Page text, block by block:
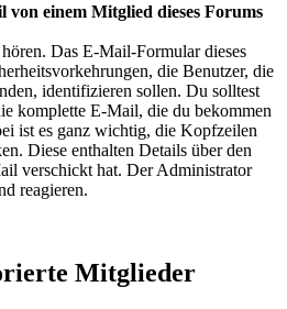
von einem Mitglied dieses Forums
Das E-Mail-Formular dieses
die Benutzer, die
identifizieren sollen. Du solltest
komplette E-Mail, die du bekommen
ist es ganz wichtig, die Kopfzeilen
Diese enthalten Details über den
verschickt hat. Der Administrator
reagieren.
Mitglieder